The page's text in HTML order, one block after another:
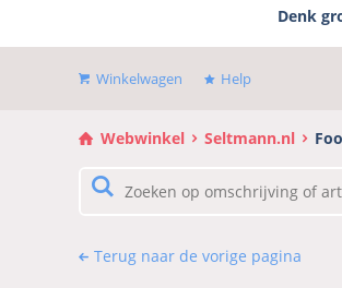
Denk
Winkelwagen Help
Webwinkel Seltmann.nl
Terug naar de vorige pagina